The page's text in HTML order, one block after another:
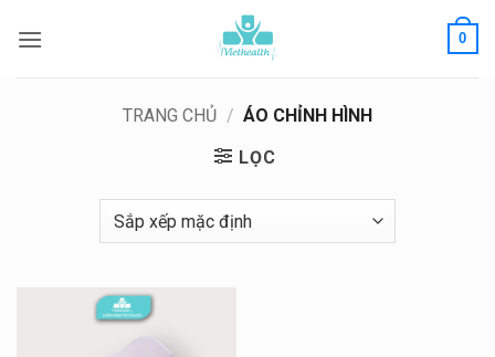
qua
0
TRANG CHỦ / ÁO CHỈNH HÌNH
LỌC